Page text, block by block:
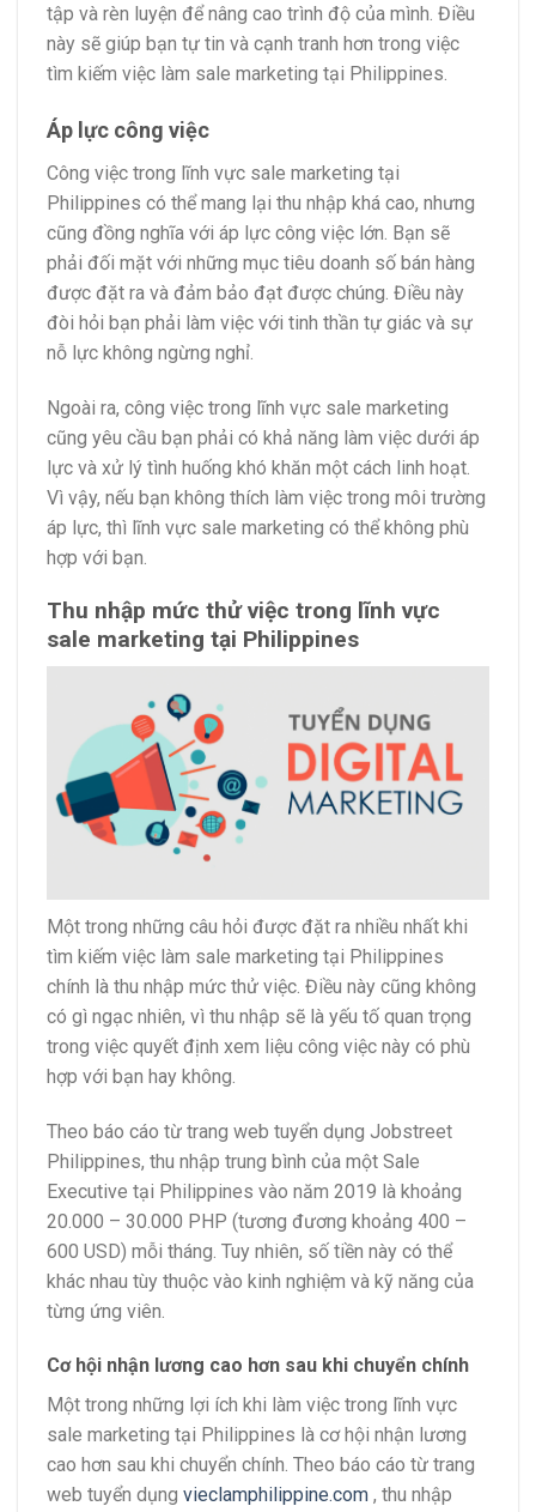
tập và rèn luyện để nâng cao trình độ của mình. Điều
này sẽ giúp bạn tự tin và cạnh tranh hơn trong việc
tìm kiếm việc làm sale marketing tại Philippines.
Áp lực công việc
Công việc trong lĩnh vực sale marketing tại
Philippines có thể mang lại thu nhập khá cao, nhưng
cũng đồng nghĩa với áp lực công việc lớn. Bạn sẽ
phải đối mặt với những mục tiêu doanh số bán hàng
được đặt ra và đảm bảo đạt được chúng. Điều này
đòi hỏi bạn phải làm việc với tinh thần tự giác và sự
nỗ lực không ngừng nghỉ.
Ngoài ra, công việc trong lĩnh vực sale marketing
cũng yêu cầu bạn phải có khả năng làm việc dưới áp
lực và xử lý tình huống khó khăn một cách linh hoạt.
Vì vậy, nếu bạn không thích làm việc trong môi trường
áp lực, thì lĩnh vực sale marketing có thể không phù
hợp với bạn.
Thu nhập mức thử việc trong lĩnh vực
sale marketing tại Philippines
Một trong những câu hỏi được đặt ra nhiều nhất khi
tìm kiếm việc làm sale marketing tại Philippines
chính là thu nhập mức thử việc. Điều này cũng không
có gì ngạc nhiên, vì thu nhập sẽ là yếu tố quan trọng
trong việc quyết định xem liệu công việc này có phù
hợp với bạn hay không.
Theo báo cáo từ trang web tuyển dụng Jobstreet
Philippines, thu nhập trung bình của một Sale
Executive tại Philippines vào năm 2019 là khoảng
20.000 – 30.000 PHP (tương đương khoảng 400 –
600 USD) mỗi tháng. Tuy nhiên, số tiền này có thể
khác nhau tùy thuộc vào kinh nghiệm và kỹ năng của
từng ứng viên.
Cơ hội nhận lương cao hơn sau khi chuyển chính
Một trong những lợi ích khi làm việc trong lĩnh vực
sale marketing tại Philippines là cơ hội nhận lương
cao hơn sau khi chuyển chính. Theo báo cáo từ trang
web tuyển dụng vieclamphilippine.com , thu nhập